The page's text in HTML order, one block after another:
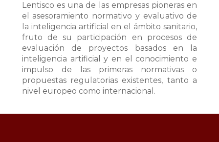
Lentisco es una de las empresas pioneras en
el asesoramiento normativo y evaluativo de
la inteligencia artificial en el ámbito sanitario,
fruto de su participación en procesos de
evaluación de proyectos basados en la
inteligencia artificial y en el conocimiento e
impulso de las primeras normativas o
propuestas regulatorias existentes, tanto a
nivel europeo como internacional.